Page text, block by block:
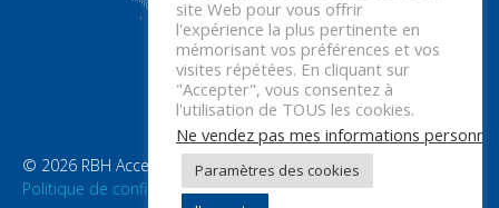
© 2026 RBH Access Technologies. Tous droits réservés.
Politique de confidentialité–Conditions d'utilisation
site Web pour vous offrir
l'expérience la plus pertinente en
mémorisant vos préférences et vos
visites répétées. En cliquant sur
"Accepter", vous consentez à
l'utilisation de TOUS les cookies.
Ne vendez pas mes informations
Paramètres des cookies